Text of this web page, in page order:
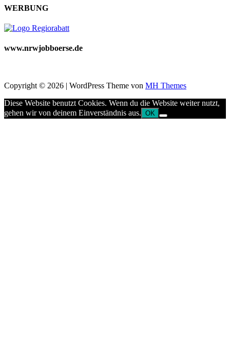
WERBUNG
www.nrwjobboerse.de
Copyright © 2026 | WordPress Theme von MH Themes
Diese Website benutzt Cookies. Wenn du die Website weiter nutzt,
gehen wir von deinem Einverständnis aus. OK